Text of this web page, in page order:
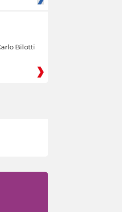
Bilotti